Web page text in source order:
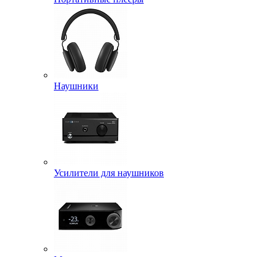
Наушники
Усилители для наушников